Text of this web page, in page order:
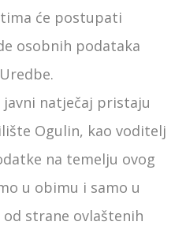
će postupati
osobnih podataka
natječaj pristaju
Ogulin, kao voditelj
na temelju ovog
u obimu i samo u
strane ovlaštenih